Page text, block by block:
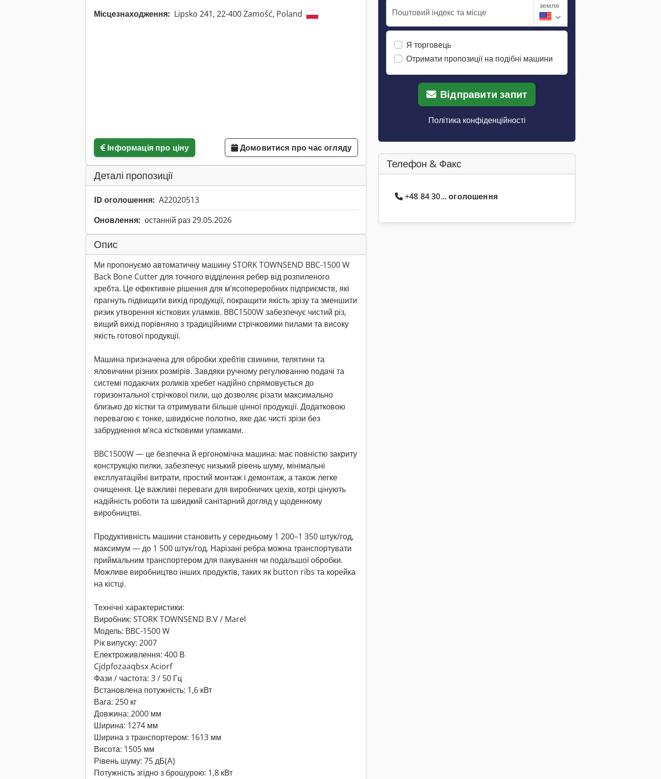
Місцезнаходження: Lipsko 241, 22-400 Zamość, Poland
Інформація про ціну Домовитися про час огляду
Деталі пропозиції
ID оголошення: A22020513
Оновлення: останній раз 29.05.2026
Опис
Ми пропонуємо автоматичну машину STORK TOWNSEND BBC-1500 W
Back Bone Cutter для точного відділення ребер від розпиленого
хребта. Це ефективне рішення для м’ясопереробних підприємств, які
прагнуть підвищити вихід продукції, покращити якість зрізу та зменшити
ризик утворення кісткових уламків. BBC1500W забезпечує чистий різ,
вищий вихід порівняно з традиційними стрічковими пилами та високу
якість готової продукції.
Машина призначена для обробки хребтів свинини, телятини та
яловичини різних розмірів. Завдяки ручному регулюванню подачі та
системі подаючих роликів хребет надійно спрямовується до
горизонтальної стрічкової пили, що дозволяє різати максимально
близько до кістки та отримувати більше цінної продукції. Додатковою
перевагою є тонке, швидкісне полотно, яке дає чисті зрізи без
забруднення м’яса кістковими уламками.
BBC1500W — це безпечна й ергономічна машина: має повністю закриту
конструкцію пилки, забезпечує низький рівень шуму, мінімальні
експлуатаційні витрати, простий монтаж і демонтаж, а також легке
очищення. Це важливі переваги для виробничих цехів, котрі цінують
надійність роботи та швидкий санітарний догляд у щоденному
виробництві.
Продуктивність машини становить у середньому 1 200–1 350 штук/год,
максимум — до 1 500 штук/год. Нарізані ребра можна транспортувати
приймальним транспортером для пакування чи подальшої обробки.
Можливе виробництво інших продуктів, таких як button ribs та корейка
на кістці.
Технічні характеристики:
Виробник: STORK TOWNSEND B.V / Marel
Модель: BBC-1500 W
Рік випуску: 2007
Електроживлення: 400 В
Cjdpfozaaqbsx Aciorf
Фази / частота: 3 / 50 Гц
Встановлена потужність: 1,6 кВт
Вага: 250 кг
Довжина: 2000 мм
Ширина: 1274 мм
Ширина з транспортером: 1613 мм
Висота: 1505 мм
Рівень шуму: 75 дБ(А)
Потужність згідно з брошурою: 1,8 кВт
Поштовий індекс та місце
земля
Я торговець
Отримати пропозиції на подібні машини
Відправити запит
Політика конфіденційності
Телефон & Факс
+48 84 30... оголошення